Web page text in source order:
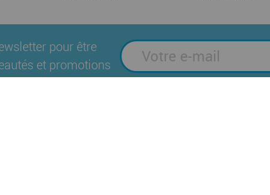
pour être
et promotions